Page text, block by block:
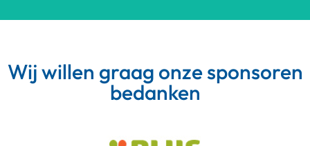
Wij willen graag onze sponsoren
bedanken